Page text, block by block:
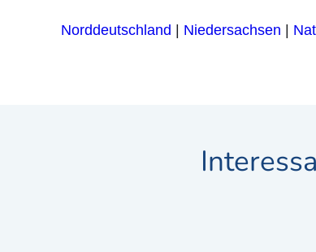
Norddeutschland Niedersachsen